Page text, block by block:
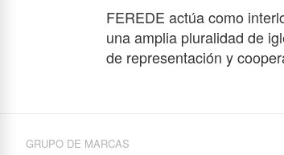
FEREDE actúa como
una amplia pluralidad de
de representación y
GRUPO DE MARCAS